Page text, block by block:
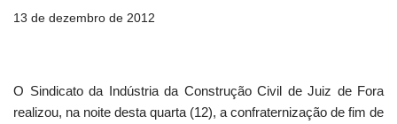
13 de dezembro de 2012
O Sindicato da Indústria da Construção Civil de Juiz de Fora
realizou, na noite desta quarta (12), a confraternização de fim de